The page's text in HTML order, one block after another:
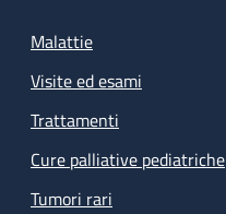
Malattie
Visite ed esami
Trattamenti
Cure palliative pediatriche
Tumori rari